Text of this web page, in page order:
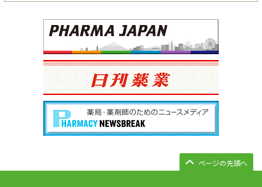
ページの先頭へ